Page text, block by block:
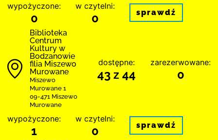
wypożyczone:
0
w czytelni:
0 sprawdź
Biblioteka
Centrum
Kultury w
Bodzanowie
filia Miszewo
Murowane
Miszewo
Murowane 1
09-471 Miszewo
Murowane
dostępne:
43 z 44
zarezerwowane:
0
wypożyczone:
1
w czytelni:
0 sprawdź